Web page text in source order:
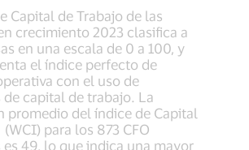
Capital de Trabajo de las
crecimiento 2023 clasifica a
en una escala de 0 a 100, y
el índice perfecto de
con el uso de
capital de trabajo. La
promedio del índice de Capital
para los 873 CFO
es 49, lo que indica una mayor